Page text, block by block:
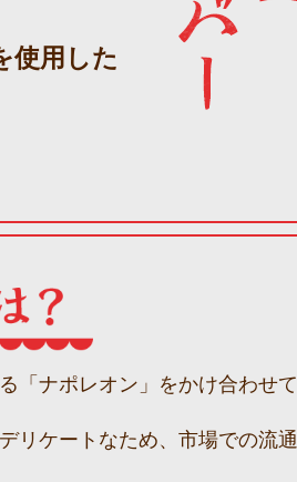
使用した
「ナポレオン」をかけ合わせて
リケートなため、市場での流通